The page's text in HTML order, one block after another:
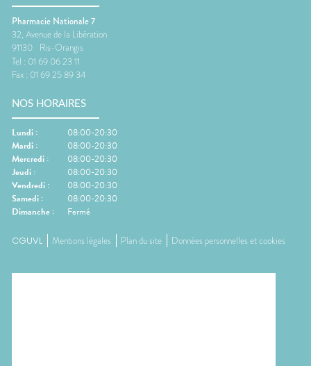
Pharmacie Nationale 7
32, Avenue de la Libération
91130 Ris-Orangis
Tel : 01 69 06 23 11
Fax : 01 69 25 89 34
NOS HORAIRES
Lundi :
08:00-20:30
Mardi :
08:00-20:30
Mercredi :
08:00-20:30
Jeudi :
08:00-20:30
Vendredi :
08:00-20:30
Samedi :
08:00-20:30
Dimanche : Fermé
CGUVL Mentions légales Plan du site Données personnelles et cookies